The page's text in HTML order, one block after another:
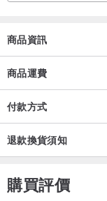
｜水晶珍珠礦石｜
裂、雜質、棉絮等，
現象。
店主每一顆會嚴格把
✨金屬配件為國際標
商品資訊
商品運費
付款方式
退款換貨須知
購買評價